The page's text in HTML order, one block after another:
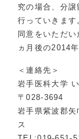
究の場合、分
行っていきま
同意をいただ
ヵ月後の2014
＜連絡先＞
岩手医科大学
〒028-3694
岩手県紫波郡
ス